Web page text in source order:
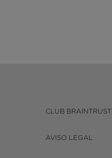
CLUB BRAINTRUST
AVISO LEGAL